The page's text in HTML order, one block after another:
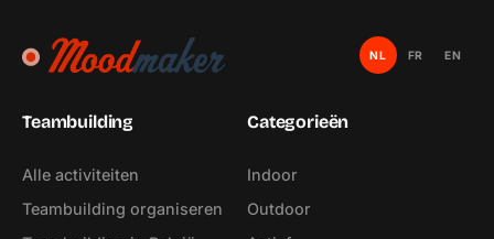
NL FR EN
Teambuilding
Alle activiteiten
Teambuilding organiseren
Categorieën
Indoor
Outdoor